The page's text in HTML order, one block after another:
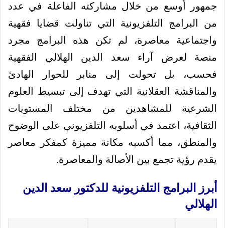
جمهور أوسع من خلال مشاركته الفاعلة في عدد
من البرامج التلفزيونية التي تناولت قضايا فقهية
واجتماعية معاصرة، لم تكن هذه البرامج مجرد
منصة لعرض آراء سعد الدين الهلالي الفقهية
فحسب، بل تحولت إلى منابر للحوار الهادئ
والمناقشة العقلانية التي تهدف إلى تبسيط العلوم
الشرعية للمشاهدين من مختلف المستويات
الثقافية، اعتمد في أسلوبه التلفزيوني على الوضوح
والمنطق، مما أكسبه مكانة مميزة كمفكر معاصر
يقدم رؤية تجمع بين الأصالة والمعاصرة.
أبرز البرامج التلفزيونية للدكتور سعد الدين
الهلالي